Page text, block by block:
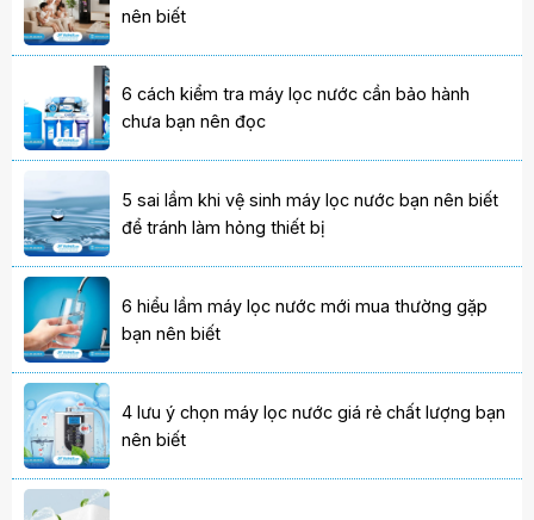
nên biết
6 cách kiểm tra máy lọc nước cần bảo hành
chưa bạn nên đọc
5 sai lầm khi vệ sinh máy lọc nước bạn nên biết
để tránh làm hỏng thiết bị
6 hiểu lầm máy lọc nước mới mua thường gặp
bạn nên biết
4 lưu ý chọn máy lọc nước giá rẻ chất lượng bạn
nên biết